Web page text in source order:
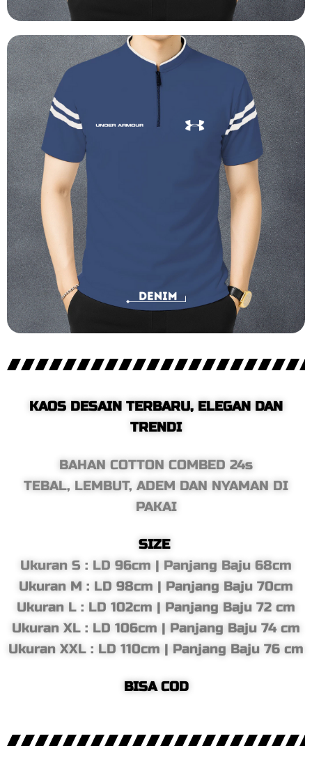
KAOS DESAIN TERBARU, ELEGAN DAN
TRENDI
BAHAN COTTON COMBED 24s
TEBAL, LEMBUT, ADEM DAN NYAMAN DI
PAKAI
SIZE
Ukuran S : LD 96cm | Panjang Baju 68cm
Ukuran M : LD 98cm | Panjang Baju 70cm
Ukuran L : LD 102cm | Panjang Baju 72 cm
Ukuran XL : LD 106cm | Panjang Baju 74 cm
Ukuran XXL : LD 110cm | Panjang Baju 76 cm
BISA COD